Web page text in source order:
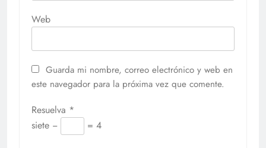
Web
Guarda mi nombre, correo electrónico y web en
este navegador para la próxima vez que comente.
Resuelva *
siete −
= 4